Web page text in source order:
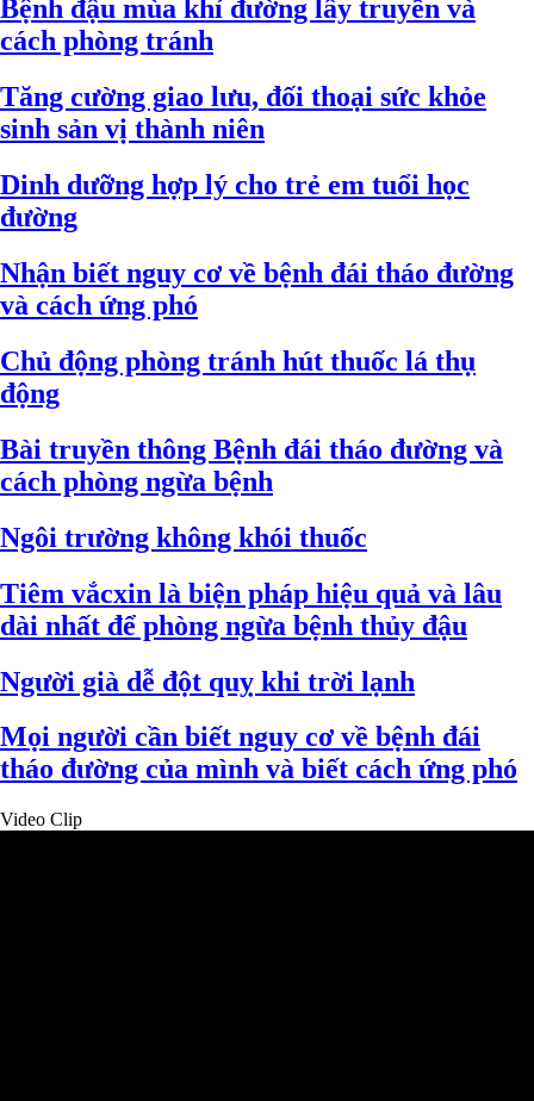
Bệnh đậu mùa khỉ đường lây truyền và
cách phòng tránh
Tăng cường giao lưu, đối thoại sức khỏe
sinh sản vị thành niên
Dinh dưỡng hợp lý cho trẻ em tuổi học
đường
Nhận biết nguy cơ về bệnh đái tháo đường
và cách ứng phó
Chủ động phòng tránh hút thuốc lá thụ
động
Bài truyền thông Bệnh đái tháo đường và
cách phòng ngừa bệnh
Ngôi trường không khói thuốc
Tiêm vắcxin là biện pháp hiệu quả và lâu
dài nhất để phòng ngừa bệnh thủy đậu
Người già dễ đột quỵ khi trời lạnh
Mọi người cần biết nguy cơ về bệnh đái
tháo đường của mình và biết cách ứng phó
Video Clip